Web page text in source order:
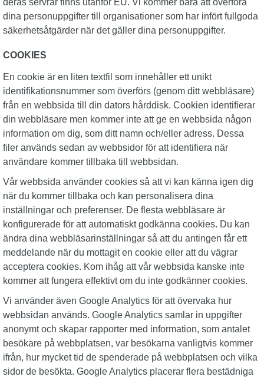
deras servrar finns utanför EU. Vi kommer bara att överföra
dina personuppgifter till organisationer som har infört fullgoda
säkerhetsåtgärder när det gäller dina personuppgifter.
COOKIES
En cookie är en liten textfil som innehåller ett unikt
identifikationsnummer som överförs (genom ditt webbläsare)
från en webbsida till din dators hårddisk. Cookien identifierar
din webbläsare men kommer inte att ge en webbsida någon
information om dig, som ditt namn och/eller adress. Dessa
filer används sedan av webbsidor för att identifiera när
användare kommer tillbaka till webbsidan.
Vår webbsida använder cookies så att vi kan känna igen dig
när du kommer tillbaka och kan personalisera dina
inställningar och preferenser. De flesta webbläsare är
konfigurerade för att automatiskt godkänna cookies. Du kan
ändra dina webbläsarinställningar så att du antingen får ett
meddelande när du mottagit en cookie eller att du vägrar
acceptera cookies. Kom ihåg att vår webbsida kanske inte
kommer att fungera effektivt om du inte godkänner cookies.
Vi använder även Google Analytics för att övervaka hur
webbsidan används. Google Analytics samlar in uppgifter
anonymt och skapar rapporter med information, som antalet
besökare på webbplatsen, var besökarna vanligtvis kommer
ifrån, hur mycket tid de spenderade på webbplatsen och vilka
sidor de besökta. Google Analytics placerar flera bestädniga